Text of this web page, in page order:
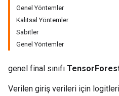
Genel Yöntemler
Kalıtsal Yöntemler
Sabitler
Genel Yöntemler
genel final sınıfı
Verilen giriş verileri için logitlerin